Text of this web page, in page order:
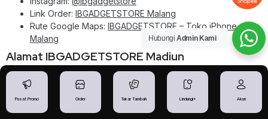
Link Order: IBGADGETSTORE Malang
Rute Google Maps: IBGADGETSTORE – Toko iPhone
Malang
Alamat IBGADGETSTORE Madiun
Pusat Promo Order Tukar Tambah Lindungi+ Akun
Hubungi Admin Kami